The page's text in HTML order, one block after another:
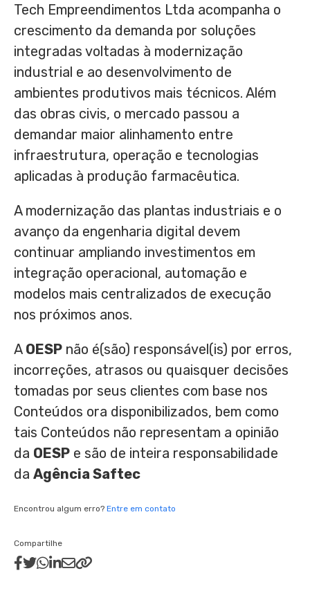
Tech Empreendimentos Ltda acompanha o
crescimento da demanda por soluções
integradas voltadas à modernização
industrial e ao desenvolvimento de
ambientes produtivos mais técnicos. Além
das obras civis, o mercado passou a
demandar maior alinhamento entre
infraestrutura, operação e tecnologias
aplicadas à produção farmacêutica.
A modernização das plantas industriais e o
avanço da engenharia digital devem
continuar ampliando investimentos em
integração operacional, automação e
modelos mais centralizados de execução
nos próximos anos.
A OESP não é(são) responsável(is) por erros,
incorreções, atrasos ou quaisquer decisões
tomadas por seus clientes com base nos
Conteúdos ora disponibilizados, bem como
tais Conteúdos não representam a opinião
da OESP e são de inteira responsabilidade
da Agência Saftec
Encontrou algum erro? Entre em contato
Compartilhe